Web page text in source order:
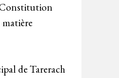
Constitution
de Tarerach